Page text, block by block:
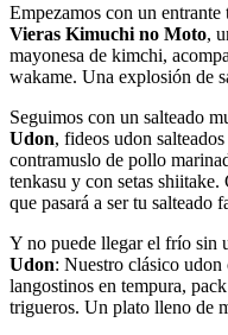
Empezamos con un entrante
Vieras Kimuchi no Moto,
mayonesa de kimchi,
wakame. Una explosión de
Seguimos con un salteado
Udon, fideos udon
contramuslo de pollo
tenkasu y con setas
que pasará a ser tu salteado
Y no puede llegar el frío sin
Udon: Nuestro clásico udon
langostinos en tempura,
trigueros. Un plato lleno de